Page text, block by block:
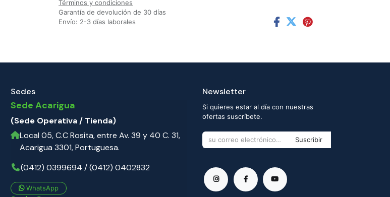
Términos y condiciones
Garantía de devolución de 30 días
Envío: 2-3 días laborales
Sedes
Sede Acarigua
(Sede Operativa / Tienda)
Local 05, C.C Rosita, entre Av. 39 y 40 C. 31,
Acarigua 3301, Portuguesa.
(0412) 0399694 / (0412) 0402832
WhatsApp
Newsletter
Si quieres estar al día con nuestras
ofertas suscríbete.
Suscribir